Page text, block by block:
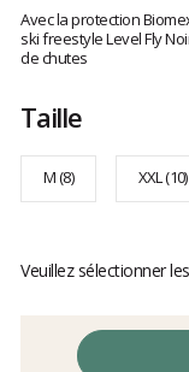
clients
4.7
sur
Avec la protection
ski freestyle Level Fly
de chutes
Taille
M (8) XXL (10)
Veuillez sélectionner